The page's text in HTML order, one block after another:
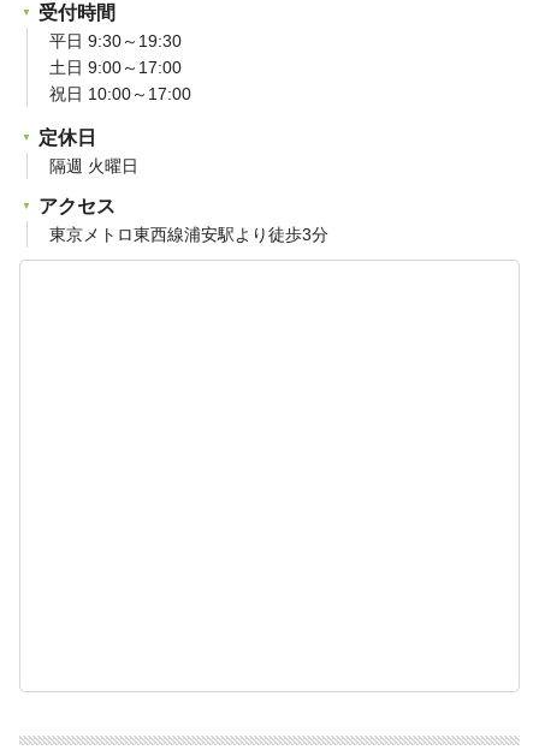
受付時間
平日 9:30～19:30
土日 9:00～17:00
祝日 10:00～17:00
定休日
隔週 火曜日
アクセス
東京メトロ東西線浦安駅より徒歩3分